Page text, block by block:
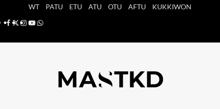
WT PATU ETU ATU OTU AFTU
KUKKIWON
Facebook
X Instagram
YouTube
Whatsapp